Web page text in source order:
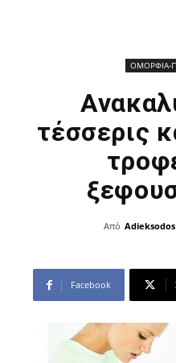
ΟΜΟΡΦΙΑ-
τέσσερις
Από Adieksodos
Facebook